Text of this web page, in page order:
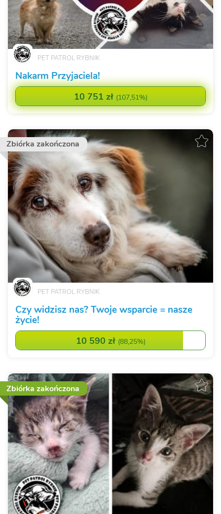
PET PATROL RYBNIK
Nakarm Przyjaciela!
10 751 zł (107,51%)
Zbiórka zakończona
PET PATROL RYBNIK
Czy widzisz nas? Twoje wsparcie = nasze
życie!
10 590 zł (88,25%)
Zbiórka zakończona